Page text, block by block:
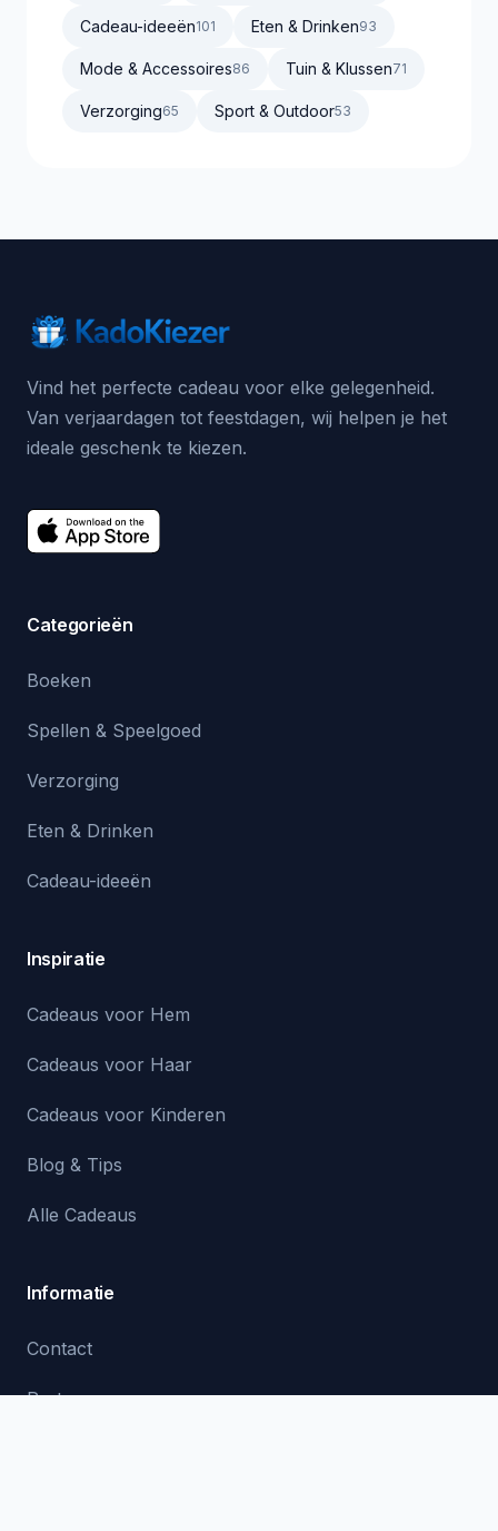
Cadeau-ideeën101 Eten & Drinken93
Mode & Accessoires86 Tuin & Klussen71
Verzorging65 Sport & Outdoor53
Vind het perfecte cadeau voor elke gelegenheid.
Van verjaardagen tot feestdagen, wij helpen je het
ideale geschenk te kiezen.
Categorieën
Boeken
Spellen & Speelgoed
Verzorging
Eten & Drinken
Cadeau-ideeën
Inspiratie
Cadeaus voor Hem
Cadeaus voor Haar
Cadeaus voor Kinderen
Blog & Tips
Alle Cadeaus
Informatie
Contact
Partners